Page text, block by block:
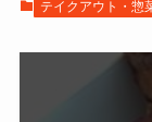
テイクアウト・惣